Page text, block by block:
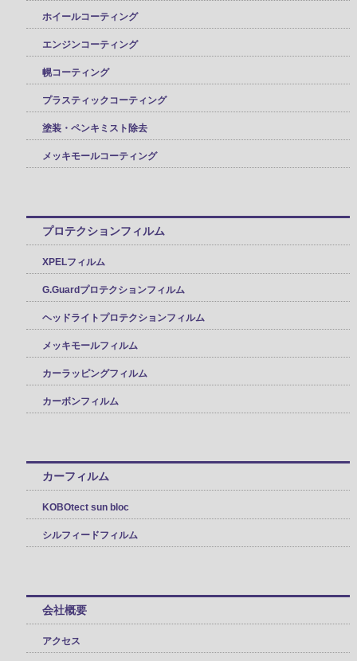
ホイールコーティング
エンジンコーティング
幌コーティング
プラスティックコーティング
塗装・ペンキミスト除去
メッキモールコーティング
プロテクションフィルム
XPELフィルム
G.Guardプロテクションフィルム
ヘッドライトプロテクションフィルム
メッキモールフィルム
カーラッピングフィルム
カーボンフィルム
カーフィルム
KOBOtect sun bloc
シルフィードフィルム
会社概要
アクセス